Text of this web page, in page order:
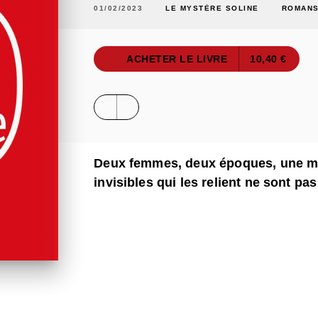
01/02/2023 LE MYSTÈRE SOLINE
ACHETER LE LIVRE 10,40 €
Deux femmes, deux époques, une
invisibles qui les relient ne sont